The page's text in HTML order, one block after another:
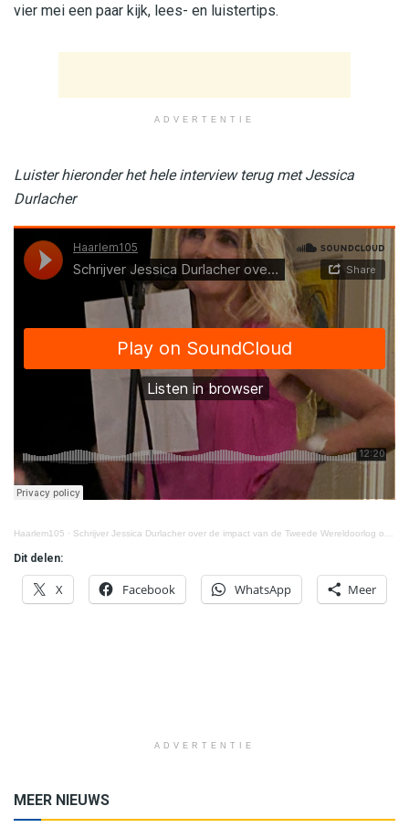
vier mei een paar kijk, lees- en luistertips.
ADVERTENTIE
Luister hieronder het hele interview terug met Jessica
Durlacher
Haarlem105 · Schrijver Jessica Durlacher over de impact van de Tweede Wereldoorlog op haar leven
Dit delen:
X Facebook WhatsApp Meer
ADVERTENTIE
MEER NIEUWS